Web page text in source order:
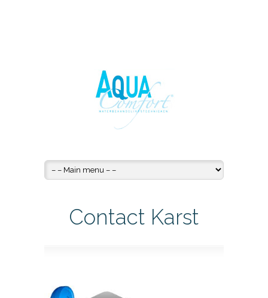
Contact Karst